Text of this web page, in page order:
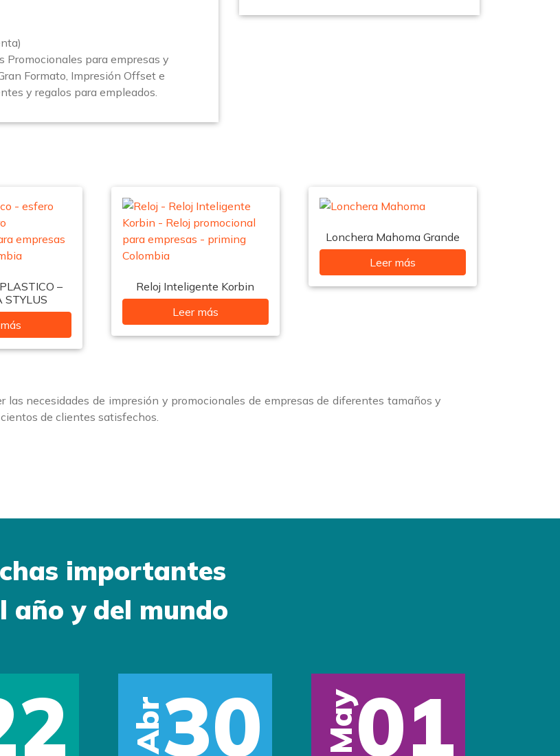
Promocionales para empresas y
Formato, Impresión Offset e
y regalos para empleados.
–
STYLUS
Reloj Inteligente Korbin
Leer más
Lonchera Mahoma Grande
Leer más
las necesidades de impresión y promocionales de empresas de diferentes tamaños y
de clientes satisfechos.
importantes
año y del mundo
Abr30 May01